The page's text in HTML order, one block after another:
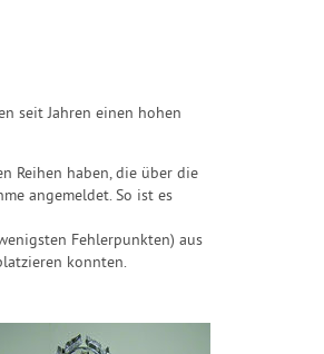
seit Jahren einen hohen
Reihen haben, die über die
angemeldet. So ist es
Fehlerpunkten) aus
konnten.